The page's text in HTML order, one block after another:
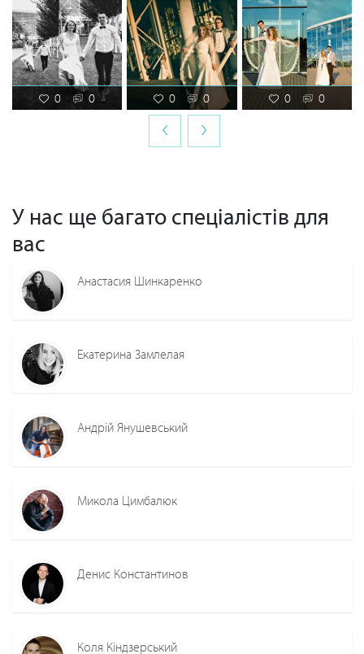
0 0 0 0 0 0
‹ ›
У нас ще багато спеціалістів для
вас
Анастасия Шинкаренко
Екатерина Замлелая
Андрій Янушевський
Микола Цимбалюк
Денис Константинов
Коля Кіндзерський